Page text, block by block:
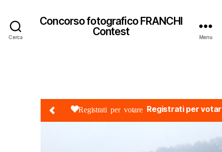
Cerca
Concorso fotografico FRANCHI
Contest
Menu
Registrati per votare Registrati per